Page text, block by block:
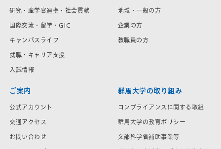
研究・産学官連携・社会貢献
国際交流・留学・GIC
キャンパスライフ
就職・キャリア支援
入試情報
地域・一般の方
企業の方
教職員の方
ご案内
公式アカウント
交通アクセス
お問い合わせ
群馬大学の取り組み
コンプライアンスに関する取組
群馬大学の教育ポリシー
文部科学省補助事業等